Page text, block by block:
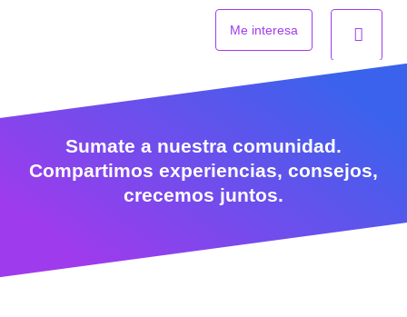
Me interesa
Sumate a nuestra comunidad.
Compartimos experiencias, consejos,
crecemos juntos.